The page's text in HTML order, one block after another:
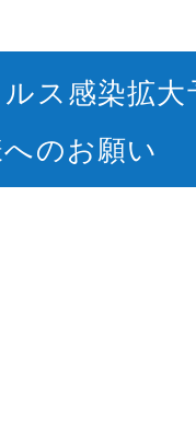
ス感染拡
のお願い